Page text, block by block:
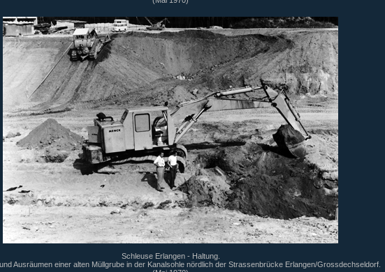
Schleuse Erlangen - Haltung.
Ausräumen einer alten Müllgrube in der Kanalsohle nördlich der Strassenbrücke Erlangen/Grossdechseldorf.